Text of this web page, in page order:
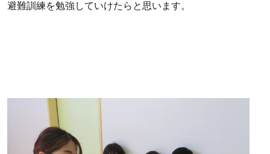
避難訓練を勉強していけたらと思います。